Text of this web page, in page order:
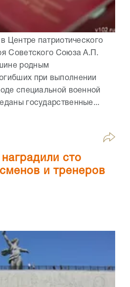
Центре патриотического
Советского Союза А.П.
родным
при выполнении
специальной военной
государственные...
сто
и тренеров